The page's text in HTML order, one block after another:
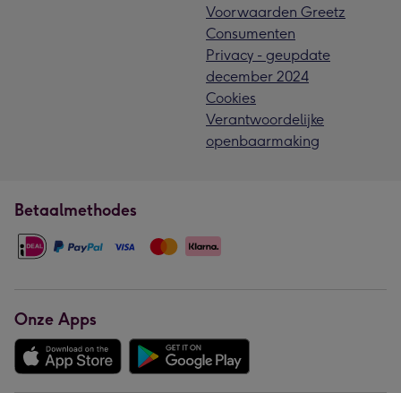
Voorwaarden Greetz
Consumenten
Privacy - geupdate
december 2024
Cookies
Verantwoordelijke
openbaarmaking
Betaalmethodes
Onze Apps